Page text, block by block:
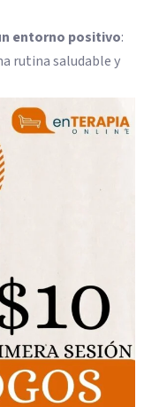
entorno positivo:
rutina saludable y